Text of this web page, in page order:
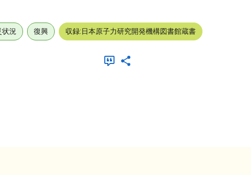
状況 復興 収録:日本原子力研究開発機構図書館蔵書